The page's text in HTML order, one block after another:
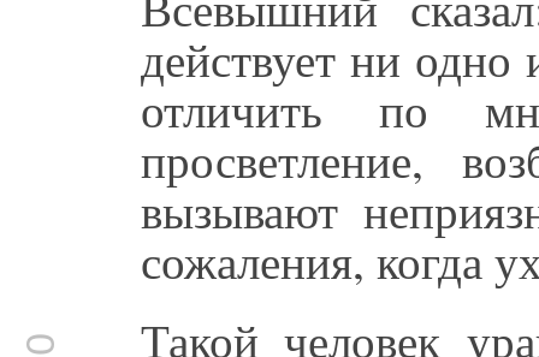
действует ни
отличить по
просветление,
вызывают
сожаления, когда
Такой человек